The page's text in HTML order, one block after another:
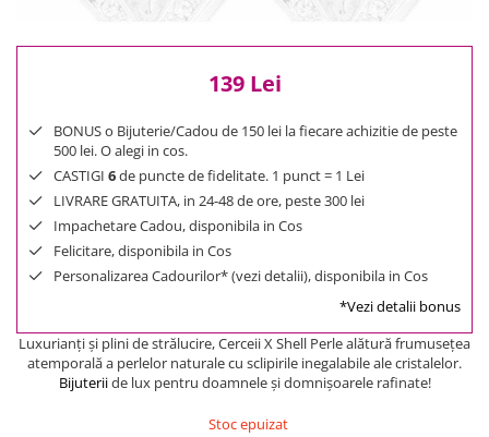
300 Lei - 500 Lei
500 Lei - 1000 Lei
139 Lei
BONUS o Bijuterie/Cadou de 150 lei la fiecare achizitie de peste
500 lei. O alegi in cos.
CASTIGI 6de puncte de fidelitate. 1 punct = 1 Lei
LIVRARE GRATUITA, in 24-48 de ore, peste 300 lei
Impachetare Cadou, disponibila in Cos
Felicitare, disponibila in Cos
Personalizarea Cadourilor* (vezi detalii), disponibila in Cos
*Vezi detalii bonus
Luxurianţi şi plini de strălucire, Cerceii X Shell Perle alătură frumuseţea
atemporală a perlelor naturale cu sclipirile inegalabile ale cristalelor.
Bijuteriide lux pentru doamnele şi domnişoarele rafinate!
Stoc epuizat